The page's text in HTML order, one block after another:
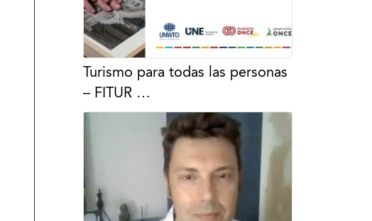
Turismo para todas las personas
– FITUR …